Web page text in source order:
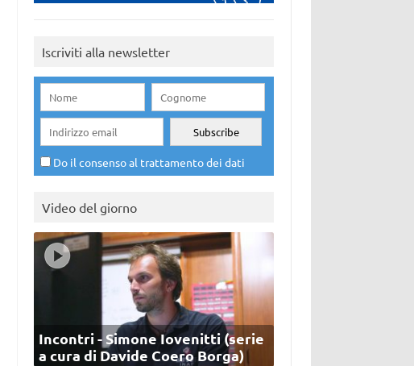
Iscriviti alla newsletter
Do il consenso al trattamento dei dati
Video del giorno
Incontri - Simone Iovenitti (serie
a cura di Davide Coero Borga)